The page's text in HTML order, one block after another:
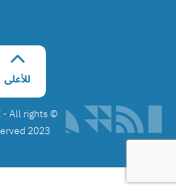
- All rights
2023